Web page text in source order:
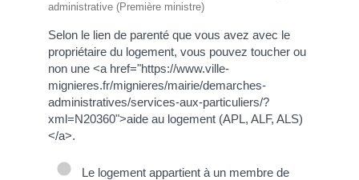
administrative (Première ministre)
Selon le lien de parenté que vous avez avec le
propriétaire du logement, vous pouvez toucher ou
non une <a href="https://www.ville-
mignieres.fr/mignieres/mairie/demarches-
administratives/services-aux-particuliers/?
xml=N20360">aide au logement (APL, ALF, ALS)
</a>.
Le logement appartient à un membre de